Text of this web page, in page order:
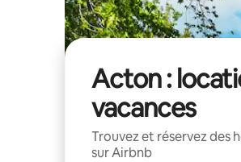
Acton :
vacances
Trouvez et réservez des
sur Airbnb